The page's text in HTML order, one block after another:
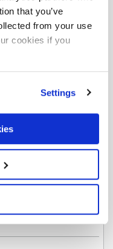
that you’ve
from your use
cookies if you
Settings
idraulico
dove troverai tutte